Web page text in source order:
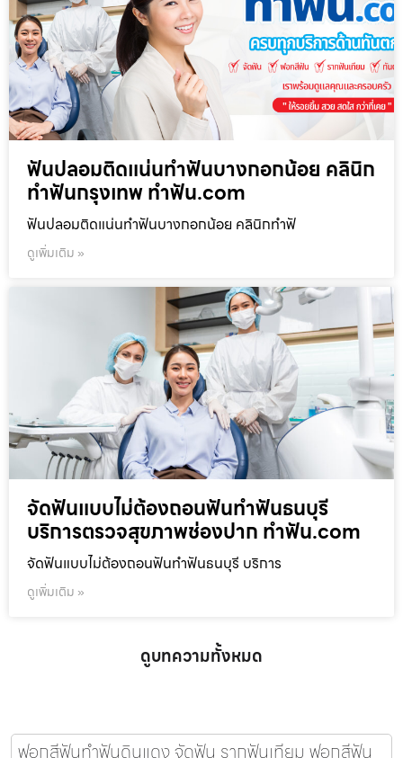
ฟันปลอมติดแน่นทำฟันบางกอกน้อย คลินิก
ทำฟันกรุงเทพ ทำฟัน.com
ฟันปลอมติดแน่นทำฟันบางกอกน้อย คลินิกทำฟั
ดูเพิ่มเติม »
จัดฟันแบบไม่ต้องถอนฟันทำฟันธนบุรี
บริการตรวจสุขภาพช่องปาก ทำฟัน.com
จัดฟันแบบไม่ต้องถอนฟันทำฟันธนบุรี บริการ
ดูเพิ่มเติม »
ดูบทความทั้งหมด
ฟอกสีฟันทำฟันดินแดง จัดฟัน รากฟันเทียม ฟอกสีฟัน